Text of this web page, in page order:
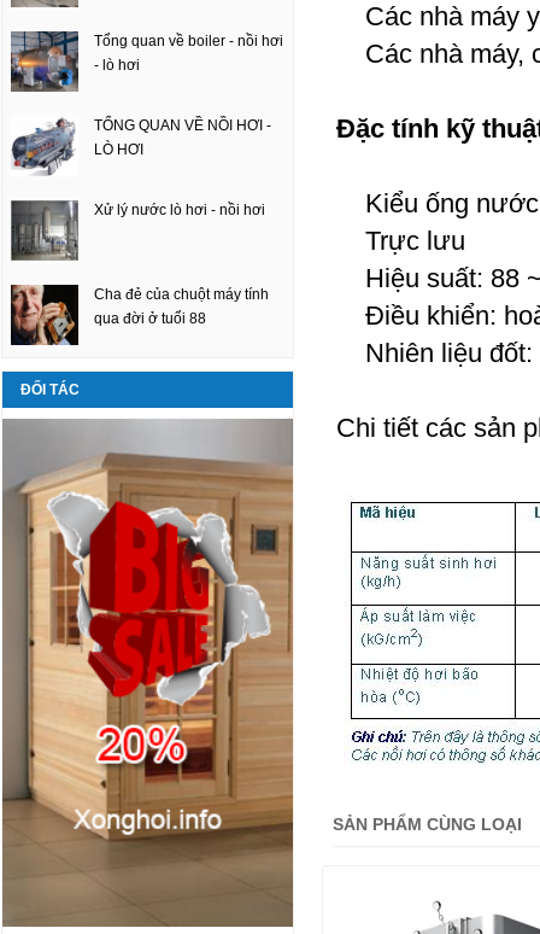
Tổng quan về boiler - nồi hơi
- lò hơi
TỔNG QUAN VỀ NỒI HƠI -
LÒ HƠI
Xử lý nước lò hơi - nồi hơi
Cha đẻ của chuột máy tính
qua đời ở tuổi 88
ĐỐI TÁC
Các nhà máy
Các nhà máy,
Đặc tính kỹ
Kiểu ống
Trực lưu
Hiệu suất: 88
Điều khiển:
Nhiên liệu đốt:
Chi tiết các sản
SẢN PHẨM CÙNG LOẠI